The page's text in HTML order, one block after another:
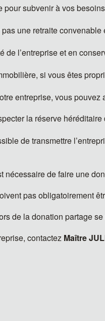
pour subvenir à vos
pas une retraite
de l’entreprise et en
si vous êtes
entreprise, vous pouvez
la réserve
de transmettre
nécessaire de faire une
pas obligatoirement
de la donation partage
contactez Maître